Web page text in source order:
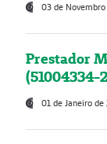
03 de
Prestador
(51004334-
01 de Janeiro de